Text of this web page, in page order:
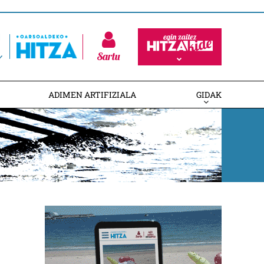
Sartu
ADIMEN ARTIFIZIALA GIDAK